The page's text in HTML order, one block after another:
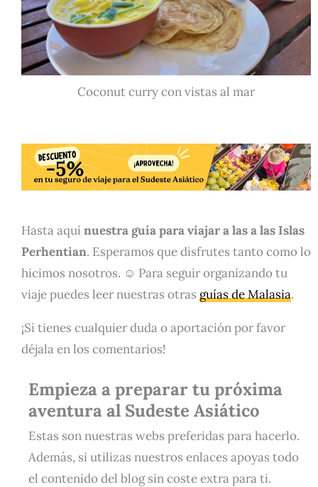
Coconut curry con vistas al mar
Hasta aquí nuestra guía para viajar a las a las Islas
Perhentian. Esperamos que disfrutes tanto como lo
hicimos nosotros. ☺️ Para seguir organizando tu
viaje puedes leer nuestras otras guías de Malasia.
¡Si tienes cualquier duda o aportación por favor
déjala en los comentarios!
Empieza a preparar tu próxima
aventura al Sudeste Asiático
Estas son nuestras webs preferidas para hacerlo.
Además, si utilizas nuestros enlaces apoyas todo
el contenido del blog sin coste extra para ti.